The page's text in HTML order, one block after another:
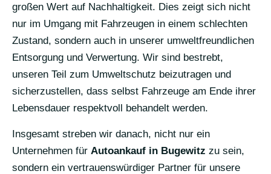
großen Wert auf Nachhaltigkeit. Dies zeigt sich nicht
nur im Umgang mit Fahrzeugen in einem schlechten
Zustand, sondern auch in unserer umweltfreundlichen
Entsorgung und Verwertung. Wir sind bestrebt,
unseren Teil zum Umweltschutz beizutragen und
sicherzustellen, dass selbst Fahrzeuge am Ende ihrer
Lebensdauer respektvoll behandelt werden.
Insgesamt streben wir danach, nicht nur ein
Unternehmen für Autoankauf in Bugewitz zu sein,
sondern ein vertrauenswürdiger Partner für unsere